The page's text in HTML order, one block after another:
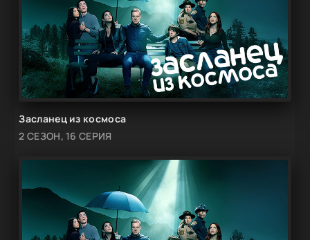
Засланец из космоса
2 СЕЗОН, 16 СЕРИЯ